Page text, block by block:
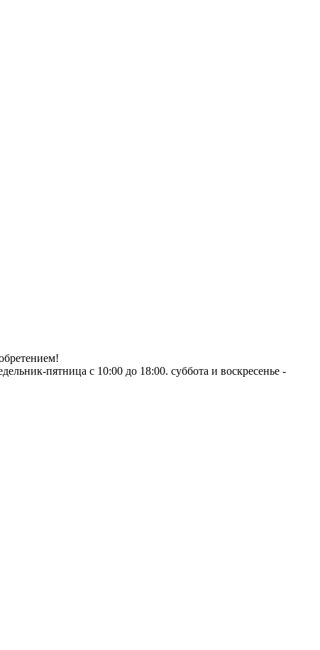
пятница с 10:00 до 18:00. суббота и воскресенье -